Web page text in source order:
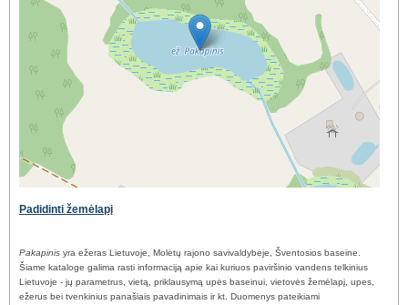
Padidinti žemėlapį
Pakapinis yra ežeras Lietuvoje, Molėtų rajono savivaldybėje, Šventosios baseine.
Šiame kataloge galima rasti informaciją apie kai kuriuos paviršinio vandens telkinius
Lietuvoje - jų parametrus, vietą, priklausymą upės baseinui, vietovės žemėlapį, upes,
ežerus bei tvenkinius panašiais pavadinimais ir kt. Duomenys pateikiami